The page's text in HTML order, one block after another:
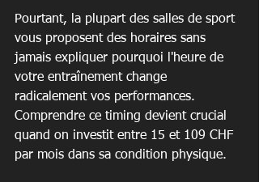
Pourtant, la plupart des salles de sport
vous proposent des horaires sans
jamais expliquer pourquoi l'heure de
votre entraînement change
radicalement vos performances.
Comprendre ce timing devient crucial
quand on investit entre 15 et 109 CHF
par mois dans sa condition physique.